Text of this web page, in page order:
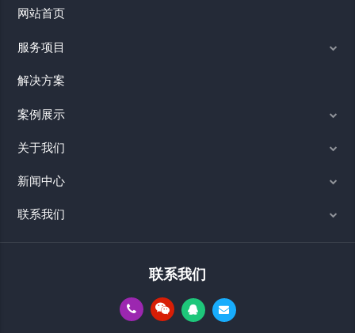
网站首页
服务项目
解决方案
案例展示
关于我们
新闻中心
联系我们
联系我们